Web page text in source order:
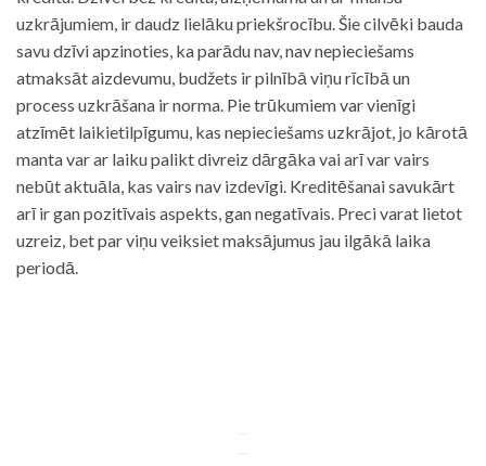
uzkrājumiem, ir daudz lielāku priekšrocību. Šie cilvēki bauda
savu dzīvi apzinoties, ka parādu nav, nav nepieciešams
atmaksāt aizdevumu, budžets ir pilnībā viņu rīcībā un
process uzkrāšana ir norma. Pie trūkumiem var vienīgi
atzīmēt laikietilpīgumu, kas nepieciešams uzkrājot, jo kārotā
manta var ar laiku palikt divreiz dārgāka vai arī var vairs
nebūt aktuāla, kas vairs nav izdevīgi. Kreditēšanai savukārt
arī ir gan pozitīvais aspekts, gan negatīvais. Preci varat lietot
uzreiz, bet par viņu veiksiet maksājumus jau ilgākā laika
periodā.